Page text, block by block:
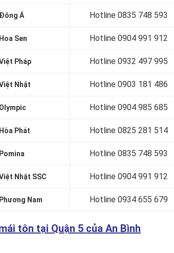
Đông Á Hotline 0835 748 593
Hoa Sen Hotline 0904 991 912
Pháp Hotline 0932 497 995
Nhật Hotline 0903 181 486
Olympic Hotline 0904 985 685
Hòa Phát Hotline 0825 281 514
Pomina Hotline 0835 748 593
Nhật SSC Hotline 0904 991 912
Phương Nam Hotline 0934 655 679
tôn tại Quận 5 của An Bình